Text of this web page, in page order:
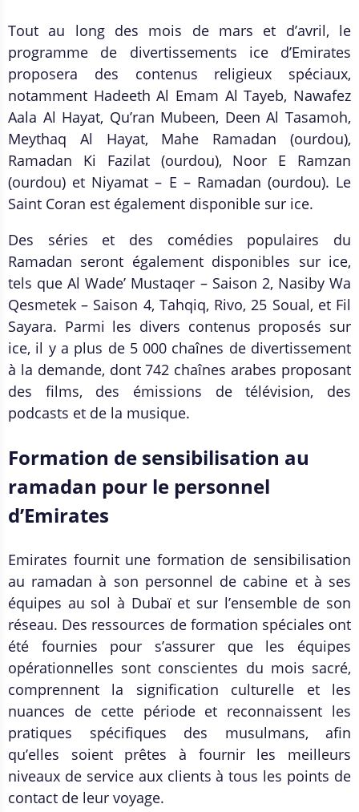
Tout au long des mois de mars et d’avril, le
programme de divertissements ice d’Emirates
proposera des contenus religieux spéciaux,
notamment Hadeeth Al Emam Al Tayeb, Nawafez
Aala Al Hayat, Qu’ran Mubeen, Deen Al Tasamoh,
Meythaq Al Hayat, Mahe Ramadan (ourdou),
Ramadan Ki Fazilat (ourdou), Noor E Ramzan
(ourdou) et Niyamat – E – Ramadan (ourdou). Le
Saint Coran est également disponible sur ice.
Des séries et des comédies populaires du
Ramadan seront également disponibles sur ice,
tels que Al Wade’ Mustaqer – Saison 2, Nasiby Wa
Qesmetek – Saison 4, Tahqiq, Rivo, 25 Soual, et Fil
Sayara. Parmi les divers contenus proposés sur
ice, il y a plus de 5 000 chaînes de divertissement
à la demande, dont 742 chaînes arabes proposant
des films, des émissions de télévision, des
podcasts et de la musique.
Formation de sensibilisation au
ramadan pour le personnel
d’Emirates
Emirates fournit une formation de sensibilisation
au ramadan à son personnel de cabine et à ses
équipes au sol à Dubaï et sur l’ensemble de son
réseau. Des ressources de formation spéciales ont
été fournies pour s’assurer que les équipes
opérationnelles sont conscientes du mois sacré,
comprennent la signification culturelle et les
nuances de cette période et reconnaissent les
pratiques spécifiques des musulmans, afin
qu’elles soient prêtes à fournir les meilleurs
niveaux de service aux clients à tous les points de
contact de leur voyage.